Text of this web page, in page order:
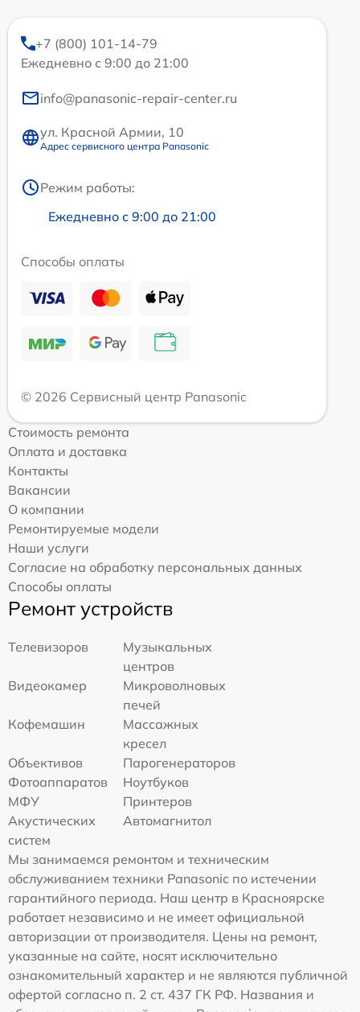
+7 (800) 101-14-79
Ежедневно с 9:00 до 21:00
info@panasonic-repair-center.ru
ул. Красной Армии, 10
Адрес сервисного центра Panasonic
Режим работы:
Ежедневно с 9:00 до 21:00
Способы оплаты
© 2026 Сервисный центр Panasonic
Стоимость ремонта
Оплата и доставка
Контакты
Вакансии
О компании
Ремонтируемые модели
Наши услуги
Согласие на обработку персональных данных
Способы оплаты
Ремонт устройств
Телевизоров
Музыкальных
центров
Видеокамер
Микроволновых
печей
Кофемашин
Массажных
кресел
Объективов
Парогенераторов
Фотоаппаратов
Ноутбуков
МФУ
Принтеров
Акустических
систем
Автомагнитол
Мы занимаемся ремонтом и техническим
обслуживанием техники Panasonic по истечении
гарантийного периода. Наш центр в Красноярске
работает независимо и не имеет официальной
авторизации от производителя. Цены на ремонт,
указанные на сайте, носят исключительно
ознакомительный характер и не являются публичной
офертой согласно п. 2 ст. 437 ГК РФ. Названия и